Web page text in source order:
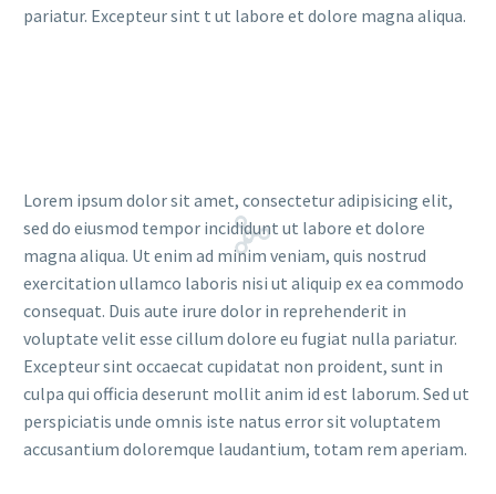
pariatur. Excepteur sint t ut labore et dolore magna aliqua.
Lorem ipsum dolor sit amet, consectetur adipisicing elit,
sed do eiusmod tempor incididunt ut labore et dolore
magna aliqua. Ut enim ad minim veniam, quis nostrud
exercitation ullamco laboris nisi ut aliquip ex ea commodo
consequat. Duis aute irure dolor in reprehenderit in
voluptate velit esse cillum dolore eu fugiat nulla pariatur.
Excepteur sint occaecat cupidatat non proident, sunt in
culpa qui officia deserunt mollit anim id est laborum. Sed ut
perspiciatis unde omnis iste natus error sit voluptatem
accusantium doloremque laudantium, totam rem aperiam.